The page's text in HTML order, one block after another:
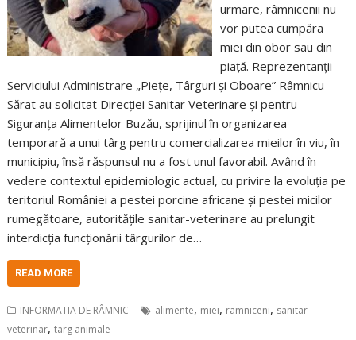
urmare, râmnicenii nu
vor putea cumpăra
miei din obor sau din
piață. Reprezentanții
Serviciului Administrare „Piețe, Târguri și Oboare” Râmnicu
Sărat au solicitat Direcției Sanitar Veterinare și pentru
Siguranța Alimentelor Buzău, sprijinul în organizarea
temporară a unui târg pentru comercializarea mieilor în viu, în
municipiu, însă răspunsul nu a fost unul favorabil. Având în
vedere contextul epidemiologic actual, cu privire la evoluția pe
teritoriul României a pestei porcine africane și pestei micilor
rumegătoare, autoritățile sanitar-veterinare au prelungit
interdicția funcționării târgurilor de…
READ MORE
INFORMATIA DE RÂMNIC alimente, miei, ramniceni, sanitar
veterinar,targ animale